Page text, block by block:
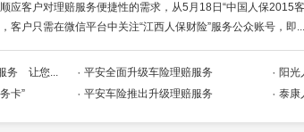
应客户对理赔服务便捷性的需求，从5月18日“中国人保2015
客户只需在微信平台中关注“江西人保财险”服务公众账号，即...
务 让您... 平安全面升级车险理赔服务
阳光
卡”
平安车险推出升级理赔服务 泰康